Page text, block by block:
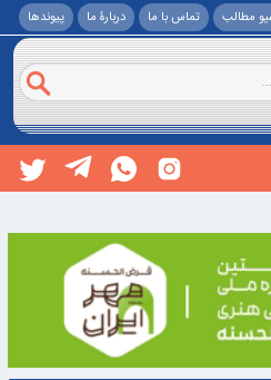
مطالب تماس با ما دربارۀ ما پيوندها